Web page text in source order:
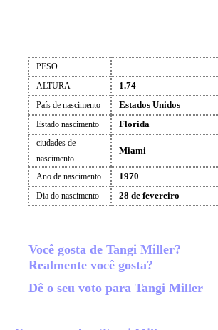
PESO
ALTURA
1.74
País de nascimento Estados Unidos
Estado nascimento Florida
ciudades de
nascimento
Miami
Ano de nascimento 1970
Dia do nascimento 28 de fevereiro
Você gosta de Tangi Miller?
Realmente você gosta?
Dê o seu voto para Tangi Miller